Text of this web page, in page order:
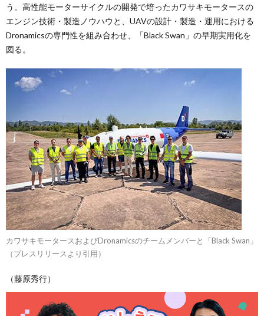
う。高性能モーターサイクルの開発で培ったカワサキモータースの
エンジン技術・製造ノウハウと、UAVの設計・製造・運用における
Dronamicsの専門性を組み合わせ、「Black Swan」の早期実用化を
図る。
カワサキモータースおよびDronamicsのチームメンバーと「Black Swan」
（プレスリリースより引用）
（藤原秀行）